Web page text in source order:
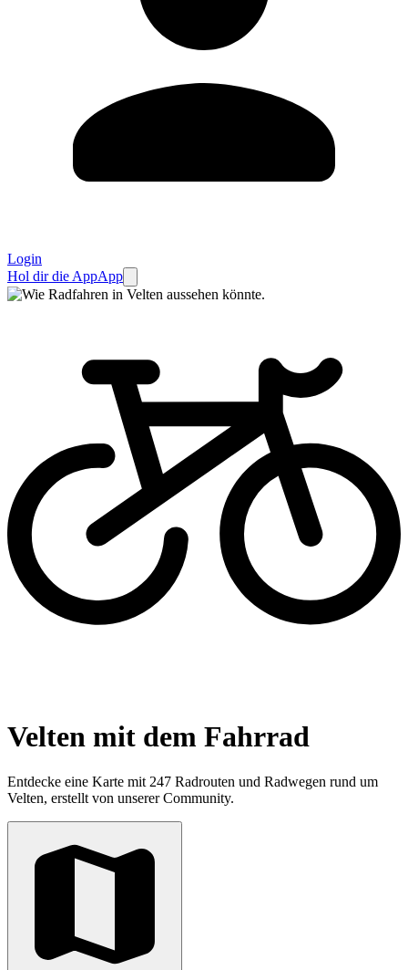
Login
Hol dir die AppApp
Velten mit dem Fahrrad
Entdecke eine Karte mit 247 Radrouten und Radwegen rund um
Velten, erstellt von unserer Community.